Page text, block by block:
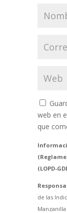
web en
que
(LOPD-
de las